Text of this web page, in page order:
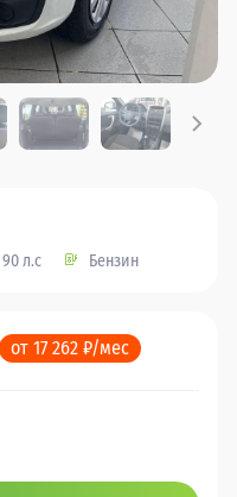
90 л.с Бензин
от 17 262 ₽/мес